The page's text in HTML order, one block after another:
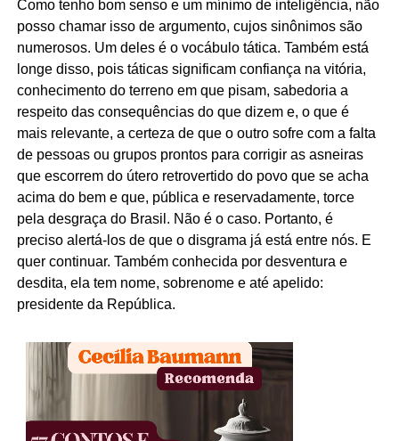
Como tenho bom senso e um mínimo de inteligência, não
posso chamar isso de argumento, cujos sinônimos são
numerosos. Um deles é o vocábulo tática. Também está
longe disso, pois táticas significam confiança na vitória,
conhecimento do terreno em que pisam, sabedoria a
respeito das consequências do que dizem e, o que é
mais relevante, a certeza de que o outro sofre com a falta
de pessoas ou grupos prontos para corrigir as asneiras
que escorrem do útero retrovertido do povo que se acha
acima do bem e que, pública e reservadamente, torce
pela desgraça do Brasil. Não é o caso. Portanto, é
preciso alertá-los de que o disgrama já está entre nós. E
quer continuar. Também conhecida por desventura e
desdita, ela tem nome, sobrenome e até apelido:
presidente da República.